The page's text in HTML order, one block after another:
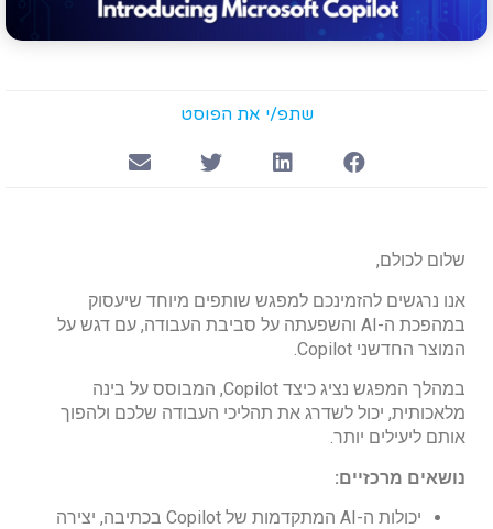
שתפ/י את הפוסט
שלום לכולם,
אנו נרגשים להזמינכם למפגש שותפים מיוחד שיעסוק
במהפכת ה-AI והשפעתה על סביבת העבודה, עם דגש על
המוצר החדשני Copilot.
במהלך המפגש נציג כיצד Copilot, המבוסס על בינה
מלאכותית, יכול לשדרג את תהליכי העבודה שלכם ולהפוך
אותם ליעילים יותר.
נושאים מרכזיים:
יכולות ה-AI המתקדמות של Copilot בכתיבה, יצירה